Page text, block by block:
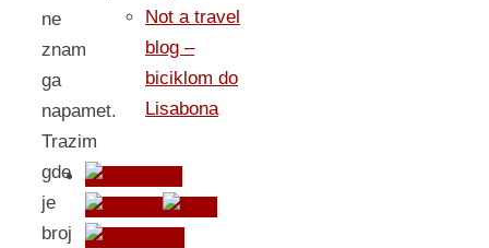
ne
znam
ga
napamet.
Trazim
gde
je
broj
Not a travel
blog –
biciklom do
Lisabona